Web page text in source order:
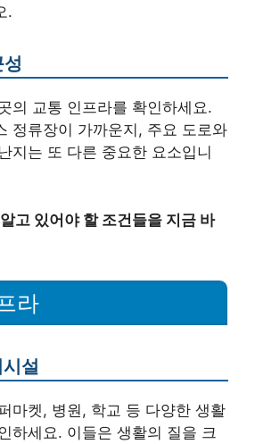
.
의 교통 인프라를 확인하세요.
정류장이 가까운지, 주요 도로와
지는 또 다른 중요한 요소입니
고 있어야 할 조건들을 지금 바
라
설
마켓, 병원, 학교 등 다양한 생활
하세요. 이들은 생활의 질을 크